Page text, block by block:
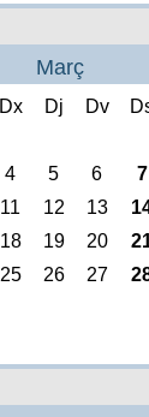
Març
Dx Dj Dv
4 5 6 7
11 12 13
18 19 20
25 26 27